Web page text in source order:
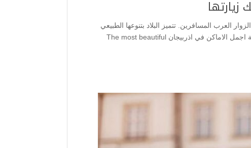
العرب المسافرين. تتميز البلاد بتنوعها الطبيعي
والثقافي، وتقدم تجارب سياحية تلبي مختلف اهتمامات الزوار. . سنعرض هنا عبر المجلة اجمل الاماكن في اذربيجان The most beautiful